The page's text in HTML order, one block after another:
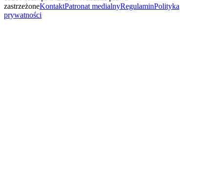
zastrzeżoneKontaktPatronat medialnyRegulaminPolityka
prywatności